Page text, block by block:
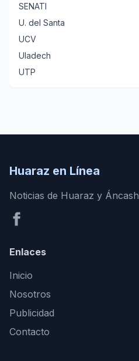
SENATI
U. del Santa
UCV
Uladech
UTP
Huaraz en Línea
Noticias de Huaraz y Áncash
Enlaces
Inicio
Nosotros
Publicidad
Contacto